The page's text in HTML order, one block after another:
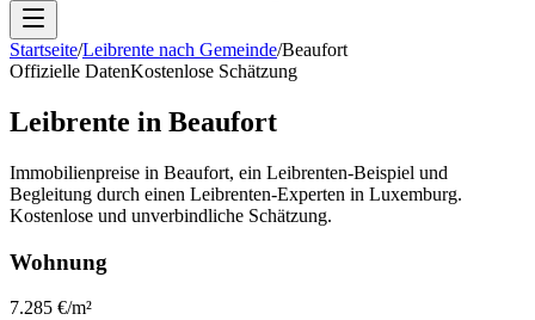
Startseite/Leibrente nach Gemeinde/Beaufort
Offizielle DatenKostenlose Schätzung
Leibrente in Beaufort
Immobilienpreise in Beaufort, ein Leibrenten-Beispiel und
Begleitung durch einen Leibrenten-Experten in Luxemburg.
Kostenlose und unverbindliche Schätzung.
Wohnung
7.285 €/m²